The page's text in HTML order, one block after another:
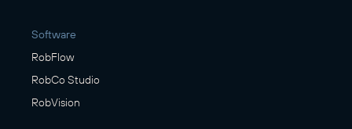
Software
RobFlow
RobCo Studio
RobVision